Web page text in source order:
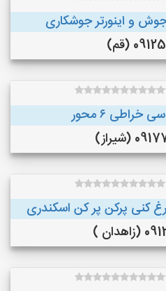
و اینورتر جوشکاری
(قم)
۶ محور
کنی پرکن پر کن اسکندری
)